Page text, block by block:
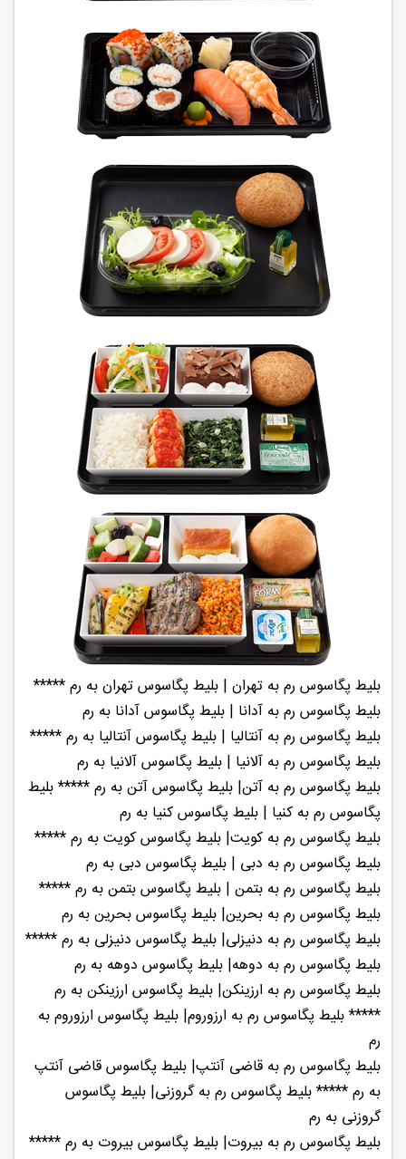
بلیط پگاسوس رم به تهران | بلیط پگاسوس تهران به رم *****
بلیط پگاسوس رم به آدانا | بلیط پگاسوس آدانا به رم
بلیط پگاسوس رم به آنتالیا | بلیط پگاسوس آنتالیا به رم *****
بلیط پگاسوس رم به آلانیا | بلیط پگاسوس آلانیا به رم
بلیط پگاسوس رم به آتن| بلیط پگاسوس آتن به رم ***** بلیط
پگاسوس رم به کنیا | بلیط پگاسوس کنیا به رم
بلیط پگاسوس رم به کویت| بلیط پگاسوس کویت به رم *****
بلیط پگاسوس رم به دبی | بلیط پگاسوس دبی به رم
بلیط پگاسوس رم به بتمن | بلیط پگاسوس بتمن به رم *****
بلیط پگاسوس رم به بحرین| بلیط پگاسوس بحرین به رم
بلیط پگاسوس رم به دنیزلی| بلیط پگاسوس دنیزلی به رم *****
بلیط پگاسوس رم به دوهه| بلیط پگاسوس دوهه به رم
بلیط پگاسوس رم به ارزینکن| بلیط پگاسوس ارزینکن به رم
***** بلیط پگاسوس رم به ارزوروم| بلیط پگاسوس ارزوروم به
رم
بلیط پگاسوس رم به قاضی آنتپ| بلیط پگاسوس قاضی آنتپ
به رم ***** بلیط پگاسوس رم به گروزنی| بلیط پگاسوس
گروزنی به رم
بلیط پگاسوس رم به بیروت| بلیط پگاسوس بیروت به رم *****